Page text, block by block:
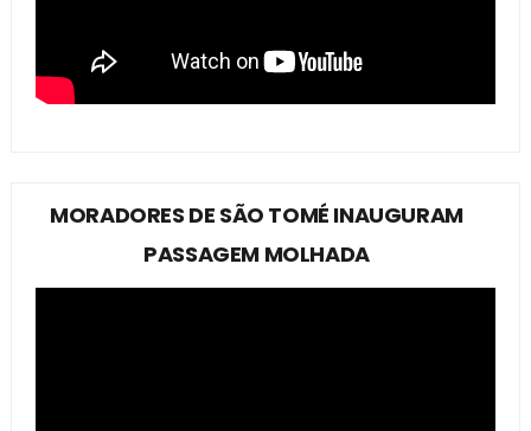
MORADORES DE SÃO TOMÉ INAUGURAM
PASSAGEM MOLHADA